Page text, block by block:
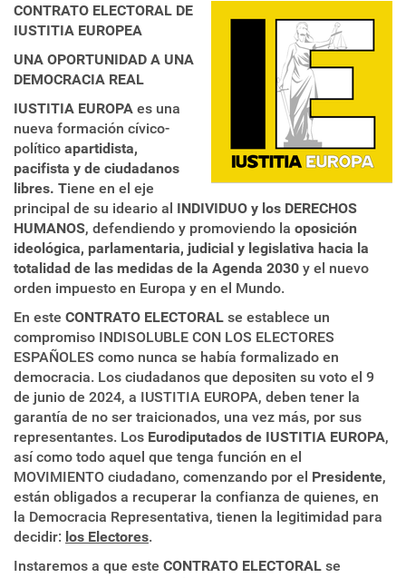
CONTRATO ELECTORAL DE
IUSTITIA EUROPEA
UNA OPORTUNIDAD A UNA
DEMOCRACIA REAL
IUSTITIA EUROPA es una
nueva formación cívico-
político apartidista,
pacifista y de ciudadanos
libres. Tiene en el eje
principal de su ideario al INDIVIDUO y los DERECHOS
HUMANOS, defendiendo y promoviendo la oposición
ideológica, parlamentaria, judicial y legislativa hacia la
totalidad de las medidas de la Agenda 2030 y el nuevo
orden impuesto en Europa y en el Mundo.
En este CONTRATO ELECTORAL se establece un
compromiso INDISOLUBLE CON LOS ELECTORES
ESPAÑOLES como nunca se había formalizado en
democracia. Los ciudadanos que depositen su voto el 9
de junio de 2024, a IUSTITIA EUROPA, deben tener la
garantía de no ser traicionados, una vez más, por sus
representantes. Los Eurodiputados de IUSTITIA EUROPA,
así como todo aquel que tenga función en el
MOVIMIENTO ciudadano, comenzando por el Presidente,
están obligados a recuperar la confianza de quienes, en
la Democracia Representativa, tienen la legitimidad para
decidir: los Electores.
Instaremos a que este CONTRATO ELECTORAL se